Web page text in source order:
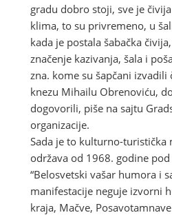
gradu dobro stoji, sve je
klima, to su privremeno, u
kada je postala šabačka
značenje kazivanja, šala i
zna. kome su šapčani
knezu Mihailu Obrenoviću,
dogovorili, piše na sajtu
organizacije.
Sada je to kulturno-turistička
održava od 1968. godine
“Belosvetski vašar humora i
manifestacije neguje izvorni
kraja, Mačve,